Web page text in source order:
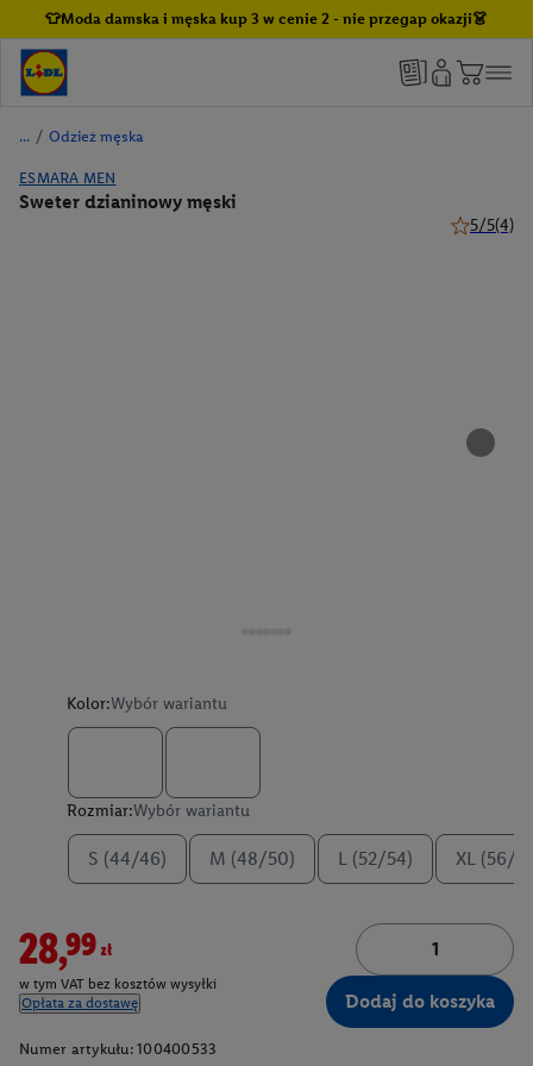
👕Moda damska i męska kup 3 w cenie 2 - nie przegap okazji👗
/ Odzież męska
ESMARA MEN
Sweter dzianinowy męski
5/5(4)
Kolor:Wybór wariantu
Rozmiar:Wybór wariantu
S (44/46) M (48/50) L (52/54) XL (56/
28,99zł
w tym VAT bez kosztów wysyłki
Opłata za dostawę
Dodaj do koszyka
Numer artykułu: 100400533